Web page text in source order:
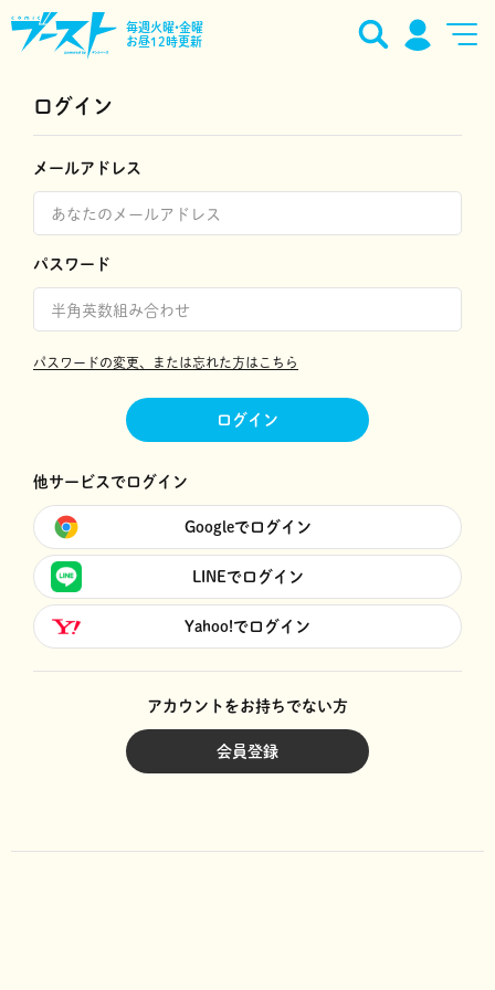
毎週火曜•金曜
お昼12時更新
ログイン
メールアドレス
パスワード
パスワードの変更、または忘れた方はこちら
ログイン
他サービスでログイン
Googleでログイン
LINEでログイン
Yahoo!でログイン
アカウントをお持ちでない方
会員登録